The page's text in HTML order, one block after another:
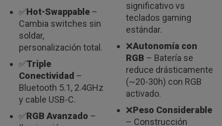
✅Hot-Swappable–
Cambia switches sin
soldar,
personalización total.
✅Triple
Conectividad –
Bluetooth 5.1, 2.4GHz
y cable USB-C.
✅RGB Avanzado –
significativo vs
teclados gaming
estándar.
❌Autonomía con
RGB – Batería se
reduce drásticamente
(~20-30h) con RGB
activado.
❌Peso Considerable
– Construcción